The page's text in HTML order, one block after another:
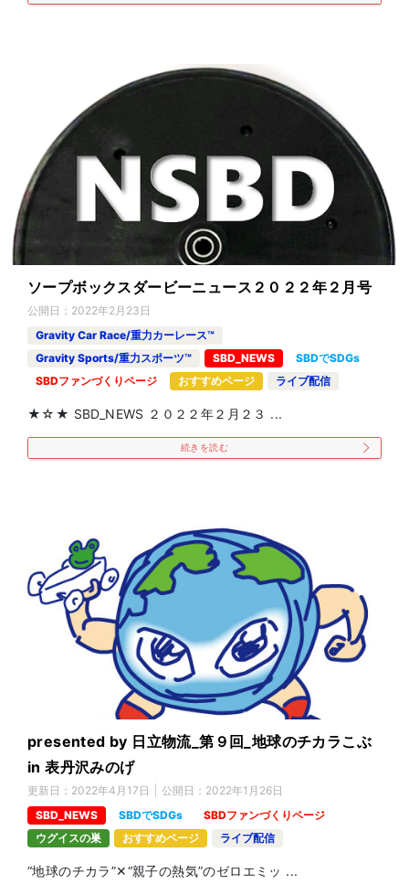
ソープボックスダービーニュース２０２２年２月号
公開日： 2022年2月23日
Gravity Car Race/重力カーレース™
Gravity Sports/重力スポーツ™
SBD_NEWS
SBDでSDGs
SBDファンづくりページ
おすすめページ ライブ配信
★☆★ SBD_NEWS ２０２２年２月２３ ...
続きを読む
presented by 日立物流_第９回_地球のチカラこぶ
in 表丹沢みのげ
更新日： 2022年4月17日 公開日： 2022年1月26日
SBD_NEWS
SBDでSDGs
SBDファンづくりページ
ウグイスの巣
おすすめページ ライブ配信
“地球のチカラ”✕“親子の熱気”のゼロエミッ ...